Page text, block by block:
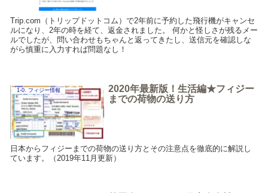
Trip.com（トリップドットコム）で2年前に予約した飛行機がキャンセ
ルになり、2年の時を経て、返金されました。 何かと怪しさが残るメー
ルでしたが、問い合わせもちゃんと返ってきたし、送信元を確認しな
がら慎重に入力すれば問題なし！
1-0. フィジー情報
2020年最新版！生活編★フィジー
までの荷物の送り方
日本からフィジーまでの荷物の送り方とその注意点を徹底的に解説し
ています。（2019年11月更新）